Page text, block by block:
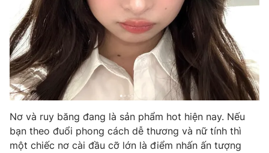
Chất lượng cuộc sống
Học trực tuyến
Công nghệ
Hitech Công nghệ tương lai
Sản phẩm
Thị trường
Tư vấn
Giao lưu trực tuyến
Lịch phát sóng
Chuyên mục khác
Emagazine Podcast
Nơ và ruy băng đang là sản phẩm hot hiện nay. Nếu
bạn theo đuổi phong cách dễ thương và nữ tính thì
một chiếc nơ cài đầu cỡ lớn là điểm nhấn ấn tượng